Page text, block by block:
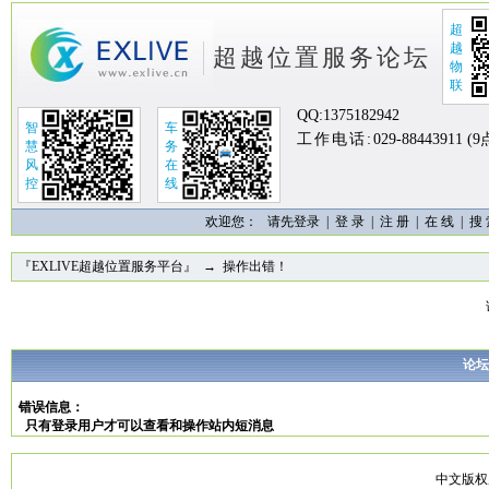
超越位置服务论坛
超
越
物
联
智
慧
风
控
车
务
在
线
QQ:1375182942
工作电话: 029-88443911 (9
欢迎您： 请先登录 | 登 录 注 册 在 线 搜
『EXLIVE超越位置服务平台』 → 操作出错！
论
错误信息：
只有登录用户才可以查看和操作站内短消息
中文版